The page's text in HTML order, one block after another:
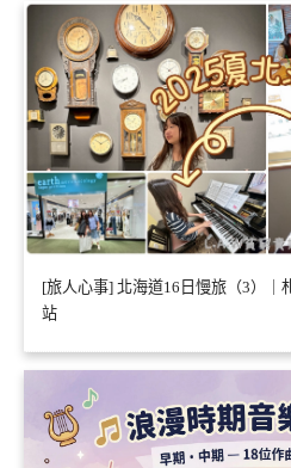
[旅人心事] 北海道16日慢旅（3）｜
站